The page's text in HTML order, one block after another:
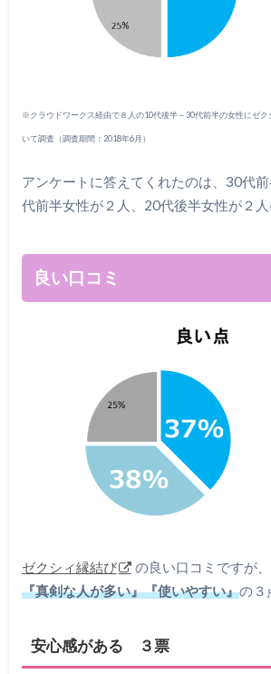
※クラウドワークス経由で８人の10代後半～30代前半の女性にゼ
いて調査（調査期間：2018年6月）
アンケートに答えてくれたのは、30代
代前半女性が２人、20代後半女性が２人
良い口コミ
ゼクシィ縁結び の良い口コミですが、
『真剣な人が多い』『使いやすい』の３
安心感がある ３票